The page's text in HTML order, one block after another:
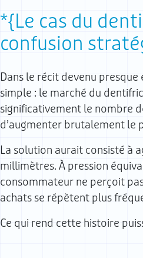
Le cas du
confusion
Dans le récit devenu
simple : le marché du
significativement le nombre
d’augmenter brutalement le
La solution aurait consisté à
millimètres. À pression
consommateur ne perçoit
achats se répètent plus
Ce qui rend cette histoire